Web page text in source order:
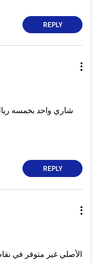
REPLY
شاري واحد بخمسه
REPLY